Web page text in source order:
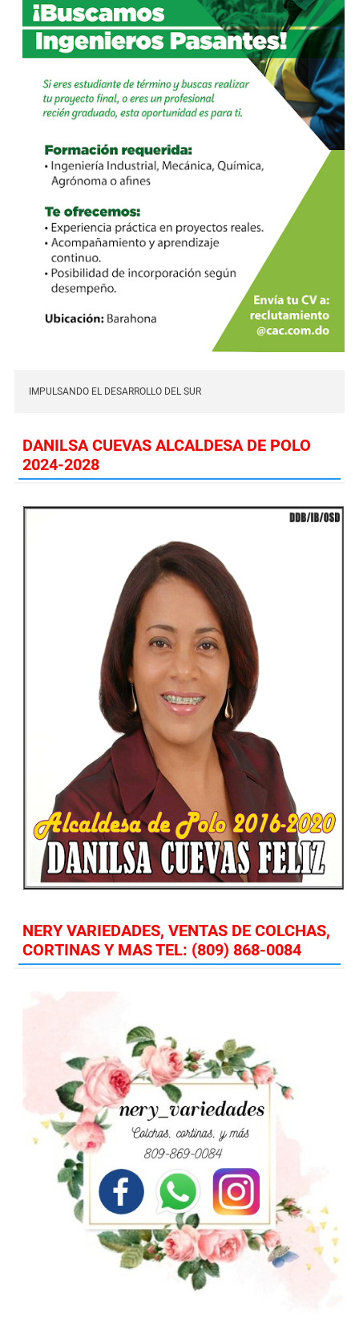
IMPULSANDO EL DESARROLLO DEL SUR
DANILSA CUEVAS ALCALDESA DE POLO
2024-2028
NERY VARIEDADES, VENTAS DE COLCHAS,
CORTINAS Y MAS TEL: (809) 868-0084